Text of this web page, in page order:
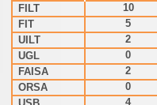
FILT 10
FIT 5
UILT 2
UGL 0
FAISA 2
ORSA 0